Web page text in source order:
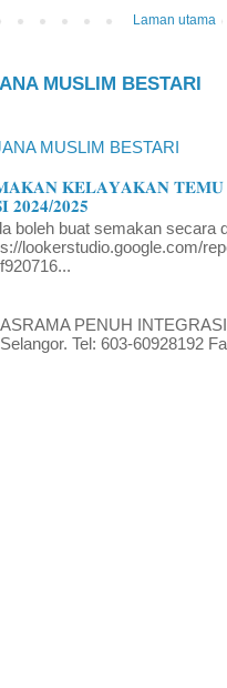
Laman utama
MUSLIM BESTARI
MUSLIM BESTARI
𝐊𝐄𝐋𝐀𝐘𝐀𝐊𝐀𝐍 𝐓𝐄𝐌𝐔
𝟐𝟎𝟐𝟒/𝟐𝟎𝟐𝟓
boleh buat semakan secara
lookerstudio.google.com/
PENUH
Tel: 603-60928192